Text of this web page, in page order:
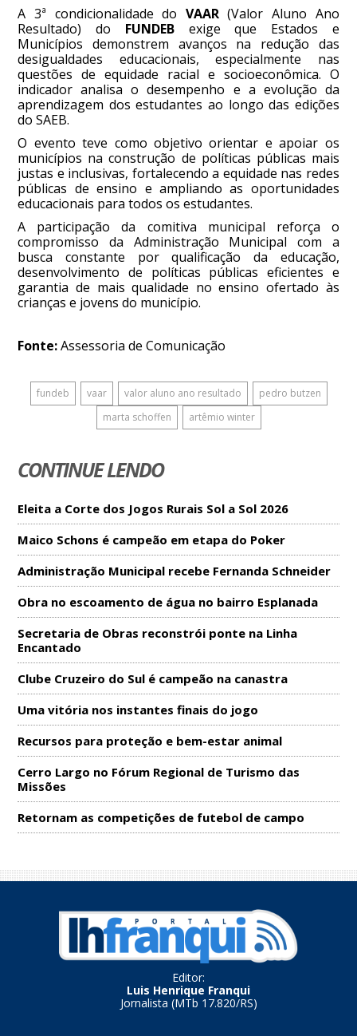
A 3ª condicionalidade do VAAR(Valor Aluno Ano
Resultado) do FUNDEBexige que Estados e
Municípios demonstrem avanços na redução das
desigualdades educacionais, especialmente nas
questões de equidade racial e socioeconômica. O
indicador analisa o desempenho e a evolução da
aprendizagem dos estudantes ao longo das edições
do SAEB.
O evento teve como objetivo orientar e apoiar os
municípios na construção de políticas públicas mais
justas e inclusivas, fortalecendo a equidade nas redes
públicas de ensino e ampliando as oportunidades
educacionais para todos os estudantes.
A participação da comitiva municipal reforça o
compromisso da Administração Municipal com a
busca constante por qualificação da educação,
desenvolvimento de políticas públicas eficientes e
garantia de mais qualidade no ensino ofertado às
crianças e jovens do município.
Fonte:Assessoria de Comunicação
fundeb vaar valor aluno ano resultado
pedro butzen
marta schoffen
artêmio winter
CONTINUE LENDO
Eleita a Corte dos Jogos Rurais Sol a Sol 2026
Maico Schons é campeão em etapa do Poker
Administração Municipal recebe Fernanda Schneider
Obra no escoamento de água no bairro Esplanada
Secretaria de Obras reconstrói ponte na Linha
Encantado
Clube Cruzeiro do Sul é campeão na canastra
Uma vitória nos instantes finais do jogo
Recursos para proteção e bem-estar animal
Cerro Largo no Fórum Regional de Turismo das
Missões
Retornam as competições de futebol de campo
Editor:
Luis Henrique Franqui
Jornalista (MTb 17.820/RS)